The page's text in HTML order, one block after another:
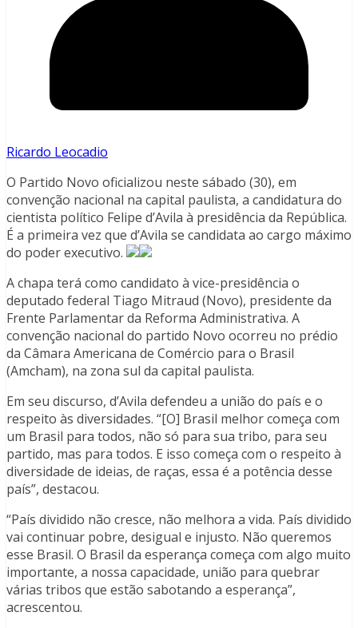
Ricardo Leocadio
O Partido Novo oficializou neste sábado (30), em
convenção nacional na capital paulista, a candidatura do
cientista político Felipe d’Avila à presidência da República.
É a primeira vez que d’Avila se candidata ao cargo máximo
do poder executivo.
A chapa terá como candidato à vice-presidência o
deputado federal Tiago Mitraud (Novo), presidente da
Frente Parlamentar da Reforma Administrativa. A
convenção nacional do partido Novo ocorreu no prédio
da Câmara Americana de Comércio para o Brasil
(Amcham), na zona sul da capital paulista.
Em seu discurso, d’Avila defendeu a união do país e o
respeito às diversidades. “[O] Brasil melhor começa com
um Brasil para todos, não só para sua tribo, para seu
partido, mas para todos. E isso começa com o respeito à
diversidade de ideias, de raças, essa é a potência desse
país”, destacou.
“País dividido não cresce, não melhora a vida. País dividido
vai continuar pobre, desigual e injusto. Não queremos
esse Brasil. O Brasil da esperança começa com algo muito
importante, a nossa capacidade, união para quebrar
várias tribos que estão sabotando a esperança”,
acrescentou.